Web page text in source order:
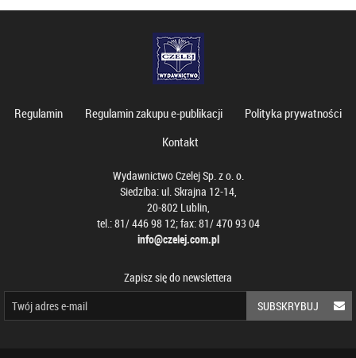
Regulamin Regulamin zakupu e-publikacji
Polityka prywatności
Kontakt
Wydawnictwo Czelej Sp. z o. o.
Siedziba: ul. Skrajna 12-14,
20-802 Lublin,
tel.: 81/ 446 98 12; fax: 81/ 470 93 04
info@czelej.com.pl
Zapisz się do newslettera
SUBSKRYBUJ